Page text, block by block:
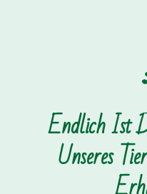
Endlich Ist
Unseres